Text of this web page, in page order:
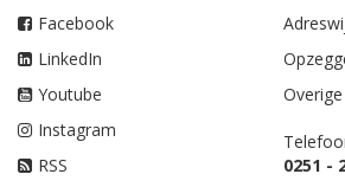
Facebook
LinkedIn
Youtube
Instagram
RSS
0251 -